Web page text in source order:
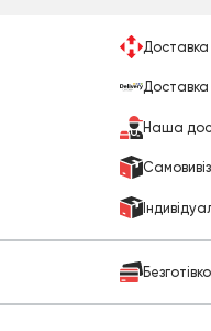
Наша
Cамовивіз